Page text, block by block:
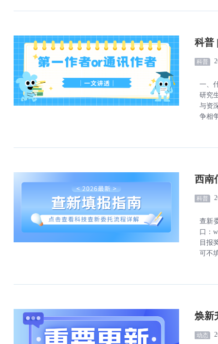
科普
科普
一、
研究
与资
争相
西南
科普
查新
口：
目报
可不
焕新
动态